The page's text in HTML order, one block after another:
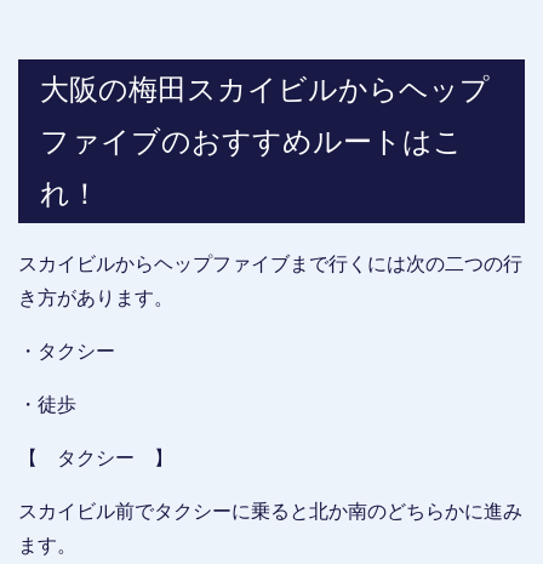
大阪の梅田スカイビルからヘップ
ファイブのおすすめルートはこ
れ！
スカイビルからヘップファイブまで行くには次の二つの行
き方があります。
・タクシー
・徒歩
【 タクシー 】
スカイビル前でタクシーに乗ると北か南のどちらかに進み
ます。